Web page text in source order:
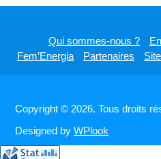
Qui sommes-nous ?
Fem’Energia
Partenaires
Copyright © 2026. Tous droits
Designed byWPlook